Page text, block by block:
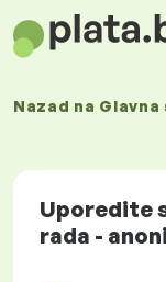
Nazad na
Uporedite
rada -